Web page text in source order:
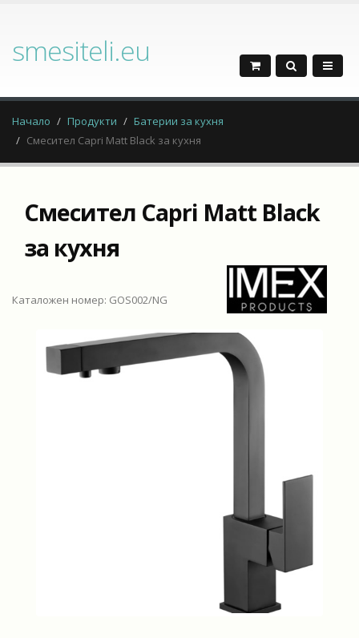
smesiteli.eu
Начало Продукти
Батерии за кухня
Смесител Capri Matt Black за кухня
Смесител Capri Matt Black
за кухня
Каталожен номер: GOS002/NG